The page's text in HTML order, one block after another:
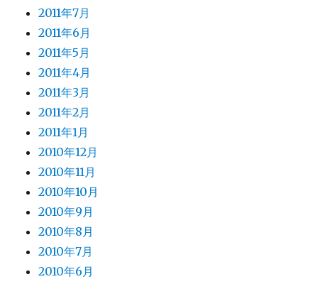
2011年7月
2011年6月
2011年5月
2011年4月
2011年3月
2011年2月
2011年1月
2010年12月
2010年11月
2010年10月
2010年9月
2010年8月
2010年7月
2010年6月